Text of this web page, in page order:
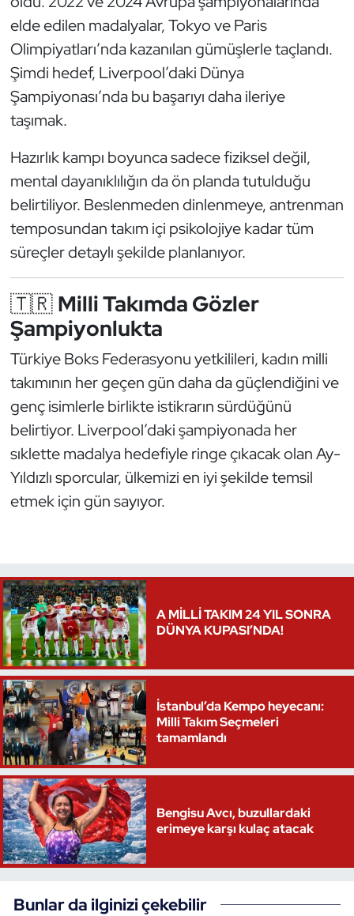
elde edilen madalyalar, Tokyo ve Paris
Olimpiyatları’nda kazanılan gümüşlerle taçlandı.
Şimdi hedef, Liverpool’daki Dünya
Şampiyonası’nda bu başarıyı daha ileriye
taşımak.
Hazırlık kampı boyunca sadece fiziksel değil,
mental dayanıklılığın da ön planda tutulduğu
belirtiliyor. Beslenmeden dinlenmeye, antrenman
temposundan takım içi psikolojiye kadar tüm
süreçler detaylı şekilde planlanıyor.
🇹🇷 Milli Takımda Gözler
Şampiyonlukta
Türkiye Boks Federasyonu yetkilileri, kadın milli
takımının her geçen gün daha da güçlendiğini ve
genç isimlerle birlikte istikrarın sürdüğünü
belirtiyor. Liverpool’daki şampiyonada her
sıklette madalya hedefiyle ringe çıkacak olan Ay-
Yıldızlı sporcular, ülkemizi en iyi şekilde temsil
etmek için gün sayıyor.
A MİLLİ TAKIM 24 YIL SONRA
DÜNYA KUPASI’NDA!
İstanbul’da Kempo heyecanı:
Milli Takım Seçmeleri
tamamlandı
Bengisu Avcı, buzullardaki
erimeye karşı kulaç atacak
Bunlar da ilginizi çekebilir